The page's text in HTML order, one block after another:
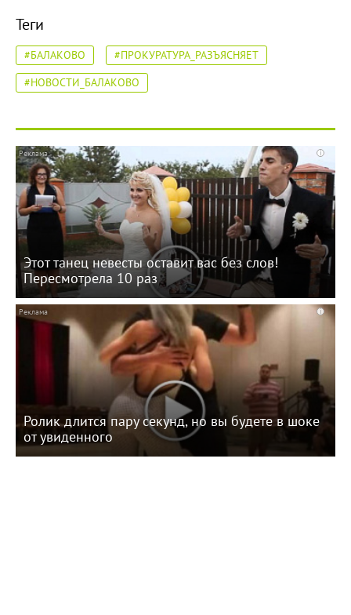
Теги
#БАЛАКОВО
#ПРОКУРАТУРА_РАЗЪЯСНЯЕТ
#НОВОСТИ_БАЛАКОВО
i
Этот танец невесты оставит вас без слов!
Пересмотрела 10 раз
i
Ролик длится пару секунд, но вы будете в шоке
от увиденного